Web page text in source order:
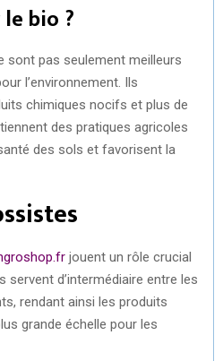
bio ?
sont pas seulement meilleurs
l’environnement. Ils
chimiques nocifs et plus de
des pratiques agricoles
des sols et favorisent la
jouent un rôle crucial
servent d’intermédiaire entre les
rendant ainsi les produits
grande échelle pour les